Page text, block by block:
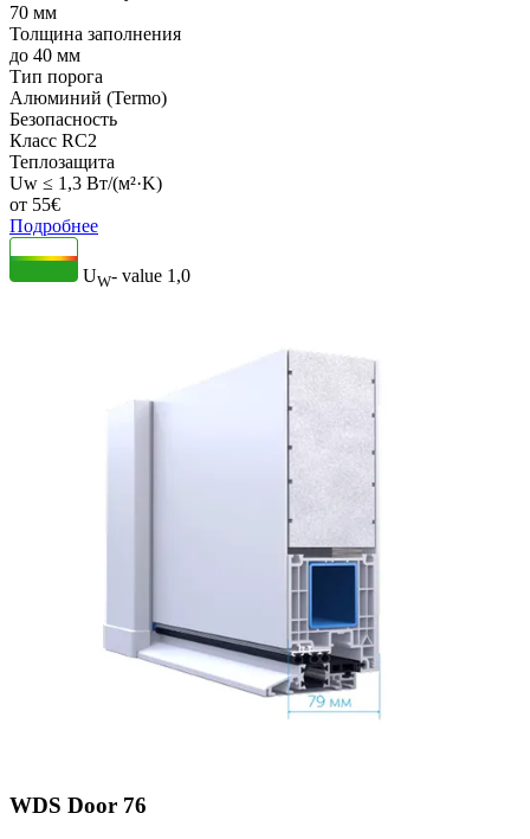
70 мм
Толщина заполнения
до 40 мм
Тип порога
Алюминий (Termo)
Безопасность
Класс RC2
Теплозащита
Uw ≤ 1,3 Вт/(м²·K)
от 55€
Подробнее
UW- value 1,0
WDS Door 76